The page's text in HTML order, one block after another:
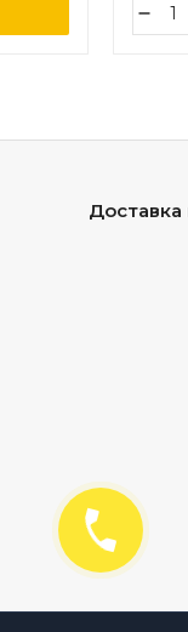
Доставка